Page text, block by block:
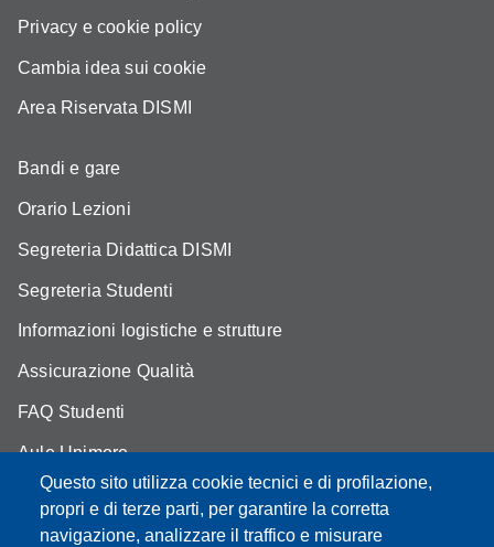
Questo sito utilizza cookie tecnici e di profilazione,
propri e di terze parti, per garantire la corretta
navigazione, analizzare il traffico e misurare
Privacy e cookie policy
Cambia idea sui cookie
Area Riservata DISMI
Bandi e gare
Orario Lezioni
Segreteria Didattica DISMI
Segreteria Studenti
Informazioni logistiche e strutture
Assicurazione Qualità
FAQ Studenti
Aule Unimore
prenotazione autocarro DISMI